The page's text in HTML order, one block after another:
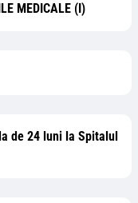
MEDICALE (I)
de 24 luni la Spitalul